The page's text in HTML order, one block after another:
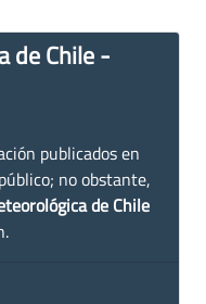
de Chile -
publicados en
no obstante,
de Chile